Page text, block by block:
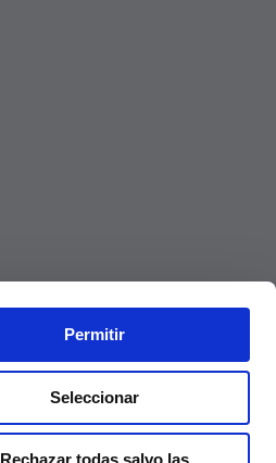
Permitir
Seleccionar
Rechazar todas salvo las